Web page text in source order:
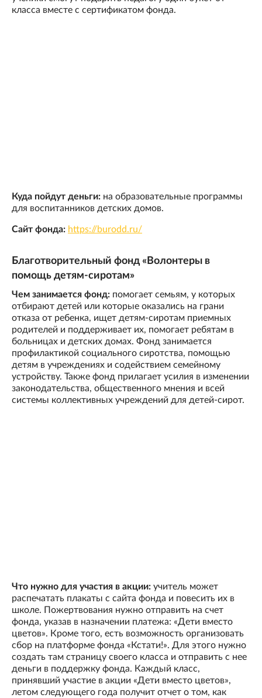
класса вместе с сертификатом фонда.
Куда пойдут деньги: на образовательные программы
для воспитанников детских домов.
Сайт фонда: https://burodd.ru/
Благотворительный фонд «Волонтеры в
помощь детям-сиротам»
Чем занимается фонд: помогает семьям, у которых
отбирают детей или которые оказались на грани
отказа от ребенка, ищет детям-сиротам приемных
родителей и поддерживает их, помогает ребятам в
больницах и детских домах. Фонд занимается
профилактикой социального сиротства, помощью
детям в учреждениях и содействием семейному
устройству. Также фонд прилагает усилия в изменении
законодательства, общественного мнения и всей
системы коллективных учреждений для детей-сирот.
Что нужно для участия в акции: учитель может
распечатать плакаты с сайта фонда и повесить их в
школе. Пожертвования нужно отправить на счет
фонда, указав в назначении платежа: «Дети вместо
цветов». Кроме того, есть возможность организовать
сбор на платформе фонда «Кстати!». Для этого нужно
создать там страницу своего класса и отправить с нее
деньги в поддержку фонда. Каждый класс,
принявший участие в акции «Дети вместо цветов»,
летом следующего года получит отчет о том, как